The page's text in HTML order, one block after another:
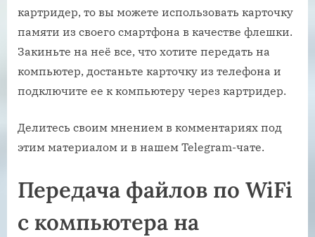
картридер, то вы можете использовать карточку
памяти из своего смартфона в качестве флешки.
Закиньте на неё все, что хотите передать на
компьютер, достаньте карточку из телефона и
подключите ее к компьютеру через картридер.
Делитесь своим мнением в комментариях под
этим материалом и в нашем Telegram-чате.
Передача файлов по WiFi
с компьютера на